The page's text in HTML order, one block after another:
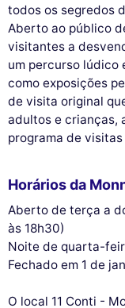
todos os segredos
Aberto ao público
visitantes a
um percurso lúdico
como exposições
de visita original
adultos e crianças,
programa de
Horários da
Aberto de terça a
às 18h30)
Noite de quarta-
Fechado em 1 de
O local 11 Conti -